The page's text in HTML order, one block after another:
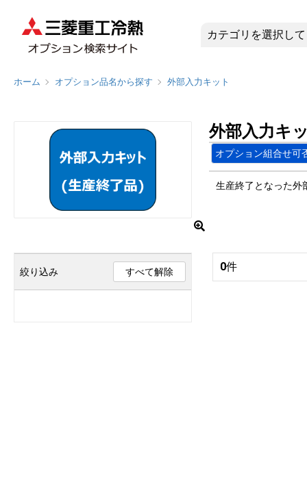
外部入力
ホーム オプション品名から探す 外部入力キット
外部入力キ
オプション組合せ可
生産終了となった外
絞り込み すべて解除 0件